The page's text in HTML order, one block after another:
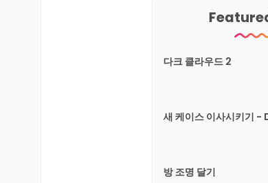
다크 클라우드 2
새 케이스 이사시키기
방 조명 달기